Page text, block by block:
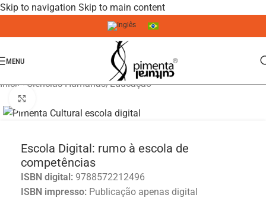
Skip to navigation Skip to main content
MENU
Início/Ciências Humanas/Educação
Escola Digital: rumo à escola de
competências
ISBN digital: 9788572212496
ISBN impresso: Publicação apenas digital